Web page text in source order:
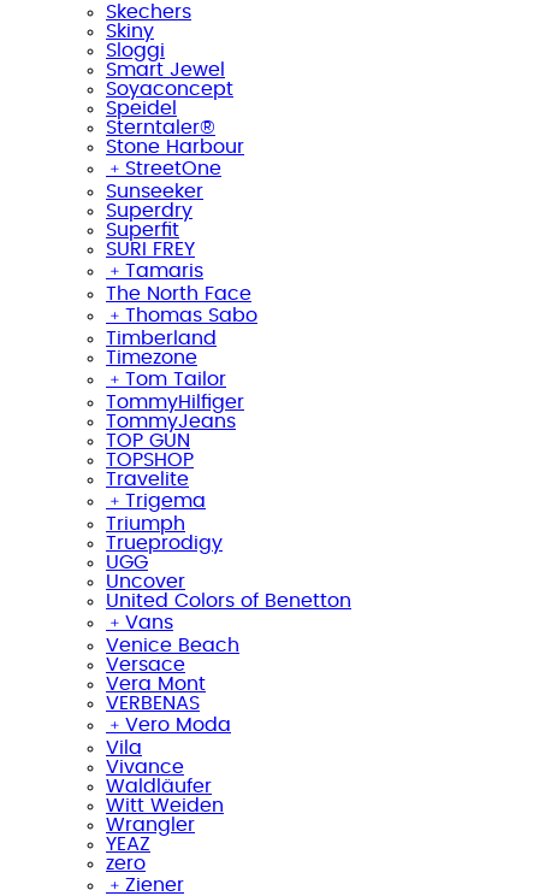
Skechers
Skiny
Sloggi
Smart Jewel
Soyaconcept
Speidel
Sterntaler®
Stone Harbour
﹢ StreetOne
Sunseeker
Superdry
Superfit
SURI FREY
﹢ Tamaris
The North Face
﹢ Thomas Sabo
Timberland
Timezone
﹢ Tom Tailor
TommyHilfiger
TommyJeans
TOP GUN
TOPSHOP
Travelite
﹢ Trigema
Triumph
Trueprodigy
UGG
Uncover
United Colors of Benetton
﹢ Vans
Venice Beach
Versace
Vera Mont
VERBENAS
﹢ Vero Moda
Vila
Vivance
Waldläufer
Witt Weiden
Wrangler
YEAZ
zero
﹢ Ziener